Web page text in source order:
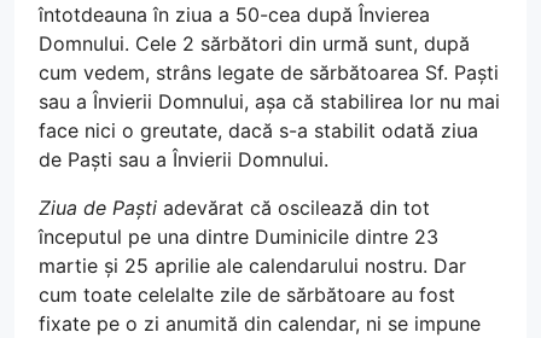
întotdeauna în ziua a 50-cea după Învierea
Domnului. Cele 2 sărbători din urmă sunt, după
cum vedem, strâns legate de sărbătoarea Sf. Paști
sau a Învierii Domnului, așa că stabilirea lor nu mai
face nici o greutate, dacă s-a stabilit odată ziua
de Paști sau a Învierii Domnului.
Ziua de Paști adevărat că oscilează din tot
începutul pe una dintre Duminicile dintre 23
martie și 25 aprilie ale calendarului nostru. Dar
cum toate celelalte zile de sărbătoare au fost
fixate pe o zi anumită din calendar, ni se impune